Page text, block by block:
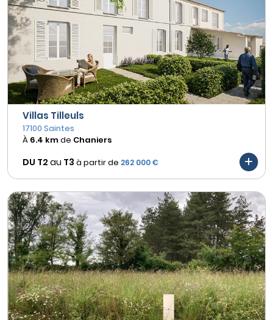
Villas Tilleuls
17100 Saintes
À 6.4 kmde Chaniers
DU T2 au T3 à partir de 262 000 €